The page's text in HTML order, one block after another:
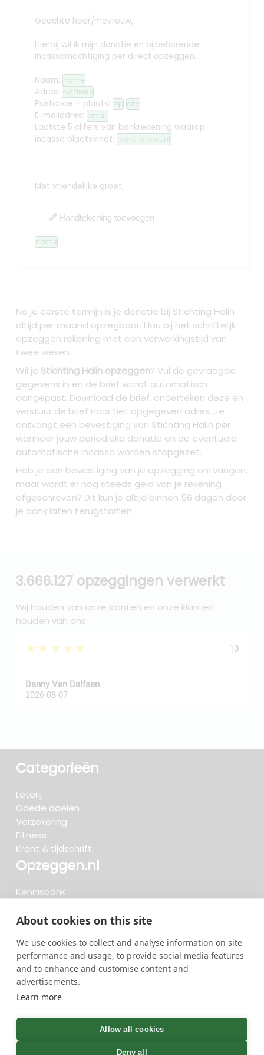
About cookies on this site
We use cookies to collect and analyse information on site
performance and usage, to provide social media features
and to enhance and customise content and
advertisements.
Learn more
Allow all cookies
Deny all
Geachte heer/mevrouw,
Hierbij wil ik mijn donatie en bijbehorende
incassomachtiging per direct opzeggen.
Naam: name
Adres: address
Postcode + plaats: zip city
E-mailadres: email
Laatste 5 cijfers van bankrekening waarop
incasso plaatsvindt: bank-account
Met vriendelijke groet,
edit Handtekening toevoegen
name
Na je eerste termijn is je donatie bij Stichting Halin
altijd per maand opzegbaar. Hou bij het schriftelijk
opzeggen rekening met een verwerkingstijd van
twee weken.
Wil je Stichting Halin opzeggen? Vul de gevraagde
gegevens in en de brief wordt automatisch
aangepast. Download de brief, onderteken deze en
verstuur de brief naar het opgegeven adres. Je
ontvangt een bevestiging van Stichting Halin per
wanneer jouw periodieke donatie en de eventuele
automatische incasso worden stopgezet.
Heb je een bevestiging van je opzegging ontvangen,
maar wordt er nog steeds geld van je rekening
afgeschreven? Dit kun je altijd binnen 56 dagen door
je bank laten terugstorten.
3.666.127 opzeggingen verwerkt
Wij houden van onze klanten en onze klanten
houden van ons
★★★★★ 10
Danny Van Dalfsen
2026-08-07
Categorieën
Loterij
Goede doelen
Verzekering
Fitness
Krant & tijdschrift
Opzeggen.nl
Kennisbank
Beoordelingen
Meteen opzeggen
722 opzeggingen afgelopen 30 dagen - 3.666.127
opzeggingen in totaal